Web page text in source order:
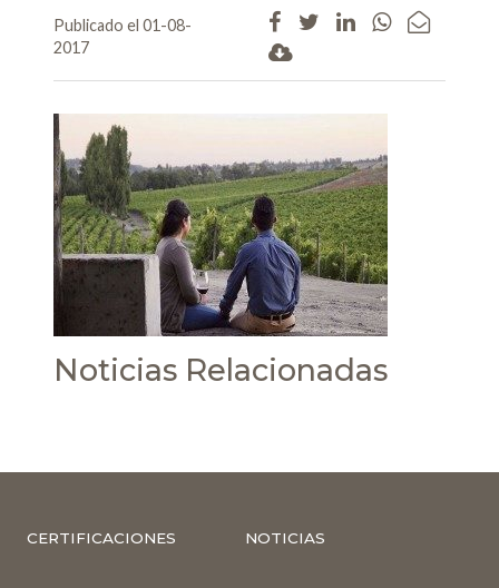
Publicado el 01-08-
2017
Noticias Relacionadas
CERTIFICACIONES NOTICIAS